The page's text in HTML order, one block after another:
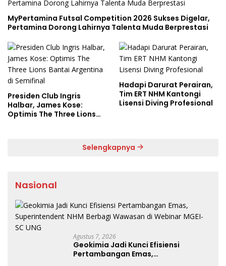
MyPertamina Futsal Competition 2026 Sukses Digelar,
Pertamina Dorong Lahirnya Talenta Muda Berprestasi
Presiden Club Ingris
Halbar, James Kose:
Optimis The Three Lions
Hadapi Darurat Perairan,
Tim ERT NHM Kantongi
Lisensi Diving Profesional
Selengkapnya
Nasional
Agustus 7, 2026
Geokimia Jadi Kunci Efisiensi
Pertambangan Emas,